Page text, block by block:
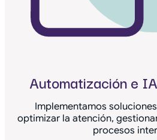
Automatización e
Implementamos
optimizar la atención,
procesos